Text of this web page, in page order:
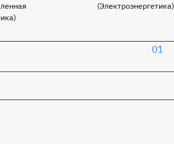
(Электроэнергетика)
01